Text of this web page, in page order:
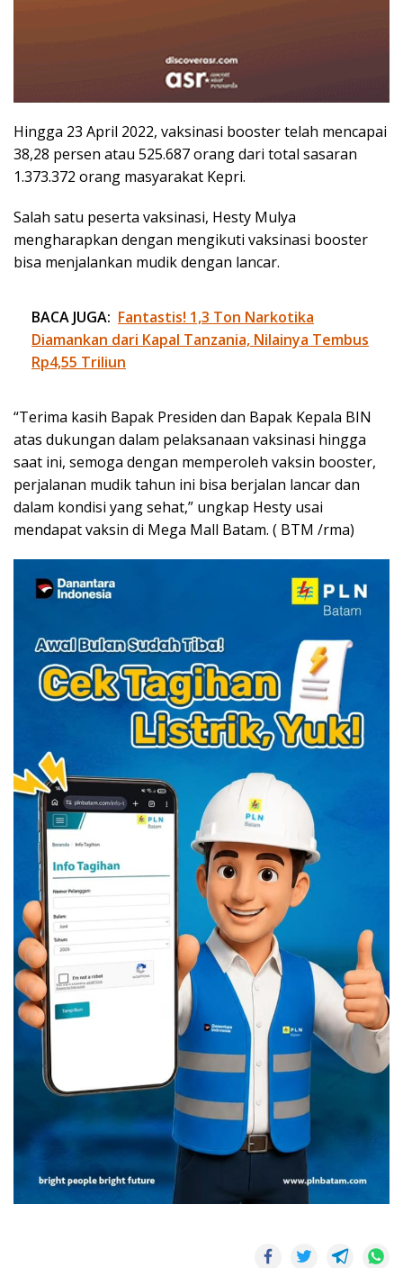
Hingga 23 April 2022, vaksinasi booster telah mencapai
38,28 persen atau 525.687 orang dari total sasaran
1.373.372 orang masyarakat Kepri.
Salah satu peserta vaksinasi, Hesty Mulya
mengharapkan dengan mengikuti vaksinasi booster
bisa menjalankan mudik dengan lancar.
BACA JUGA: Fantastis! 1,3 Ton Narkotika
Diamankan dari Kapal Tanzania, Nilainya Tembus
Rp4,55 Triliun
“Terima kasih Bapak Presiden dan Bapak Kepala BIN
atas dukungan dalam pelaksanaan vaksinasi hingga
saat ini, semoga dengan memperoleh vaksin booster,
perjalanan mudik tahun ini bisa berjalan lancar dan
dalam kondisi yang sehat,” ungkap Hesty usai
mendapat vaksin di Mega Mall Batam. ( BTM /rma)